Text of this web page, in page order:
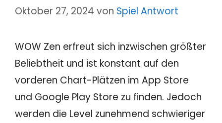
Oktober 27, 2024 von Spiel Antwort
WOW Zen erfreut sich inzwischen größter
Beliebtheit und ist konstant auf den
vorderen Chart-Plätzen im App Store
und Google Play Store zu finden. Jedoch
werden die Level zunehmend schwieriger